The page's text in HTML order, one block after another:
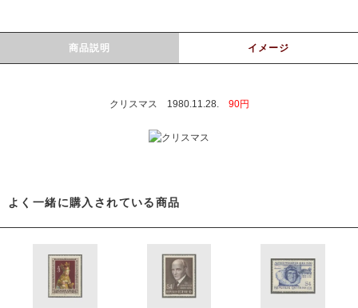
商品説明 イメージ
クリスマス 1980.11.28. 90円
よく一緒に購入されている商品